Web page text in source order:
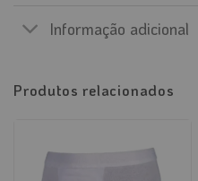
Informação adicional
Produtos relacionados